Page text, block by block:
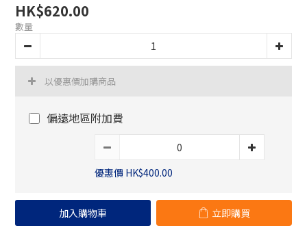
HK$620.00
數量
以優惠價加購商品
偏遠地區附加費
優惠價 HK$400.00
加入購物車 立即購買